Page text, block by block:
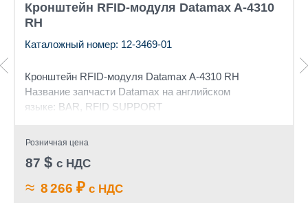
Кронштейн RFID-модуля Datamax A-4310
RH
Каталожный номер: 12-3469-01
Кронштейн RFID-модуля Datamax A-4310 RH
Название запчасти Datamax на английском
языке: BAR, RFID SUPPORT
Розничная цена
87 $ с НДС
≈ 8 266 ₽ с НДС